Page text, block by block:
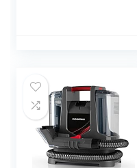
Trocken-Sauger
Starke Saugkraft
Wasser Waschen
Dekontamination
800 W